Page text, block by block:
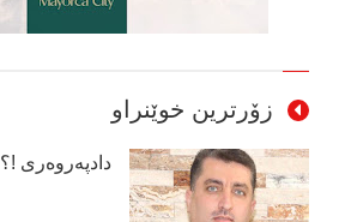
زۆرترین خوێنراو
دادپەروەری !؟